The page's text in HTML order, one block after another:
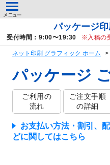
パッケージ印
受付時間：9:00〜19:30 入稿の
ネット印刷 グラフィック ホーム
パッケージ
ご利用の
流れ
ご注文手順
の詳細
お支払い方法・割引、
どに関してはこちら